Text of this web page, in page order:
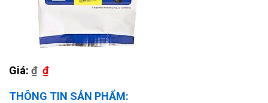
Giá: ₫ ₫
THÔNG TIN SẢN PHẨM: